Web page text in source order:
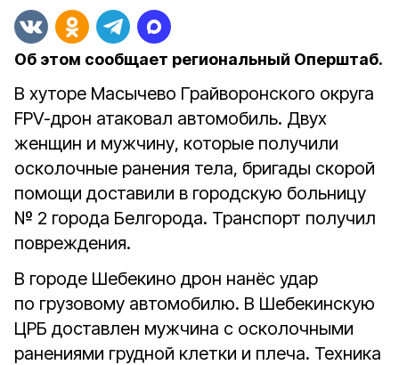
Об этом сообщает региональный Оперштаб.
В хуторе Масычево Грайворонского округа
FPV-дрон атаковал автомобиль. Двух
женщин и мужчину, которые получили
осколочные ранения тела, бригады скорой
помощи доставили в городскую больницу
№ 2 города Белгорода. Транспорт получил
повреждения.
В городе Шебекино дрон нанёс удар
по грузовому автомобилю. В Шебекинскую
ЦРБ доставлен мужчина с осколочными
ранениями грудной клетки и плеча. Техника